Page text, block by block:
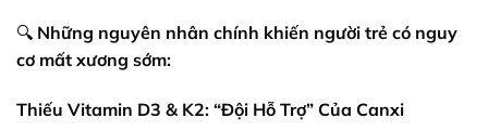
🔍 Những nguyên nhân chính khiến người trẻ có nguy
cơ mất xương sớm:
Thiếu Vitamin D3 & K2: “Đội Hỗ Trợ” Của Canxi